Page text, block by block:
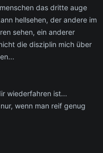
das dritte auge
hellsehen, der andere im
sehen, ein anderer
die disziplin mich über
wiederfahren ist...
wenn man reif genug